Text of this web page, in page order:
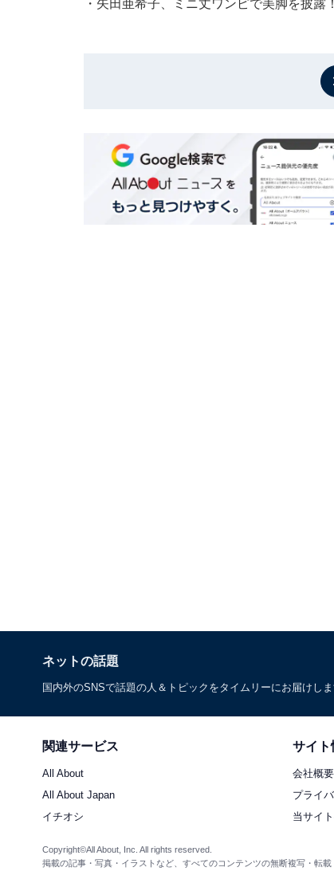
・ 矢田亜希子、ミニ丈ワンピで美脚を披露
ネットの話題
国内外のSNSで話題の人＆トピックをタイムリーにお届けし
関連サービス
All About
All About Japan
イチオシ
サイト
会社概要
プライ
当サイ
Copyright©All About, Inc. All rights reserved.
掲載の記事・写真・イラストなど、すべてのコンテンツの無断複写・転載